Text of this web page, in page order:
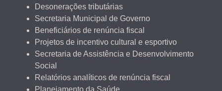
Desonerações tributárias
Secretaria Municipal de Governo
Beneficiários de renúncia fiscal
Projetos de incentivo cultural e esportivo
Secretaria de Assistência e Desenvolvimento
Social
Relatórios analíticos de renúncia fiscal